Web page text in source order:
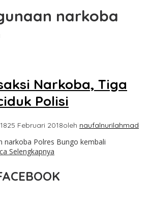
narkoba
Narkoba, Tiga
Polisi
25 Februari 2018oleh naufalnurilahmad
narkoba Polres Bungo kembali
Selengkapnya